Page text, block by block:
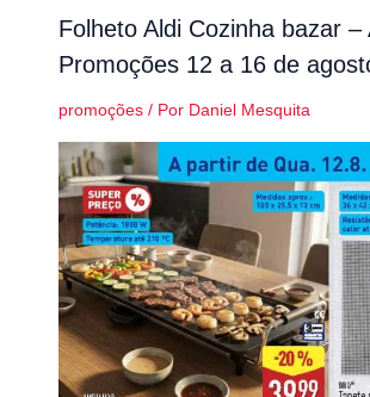
Folheto Aldi Cozinha bazar –
Promoções 12 a 16 de
promoções/ Por Daniel Mesquita